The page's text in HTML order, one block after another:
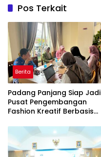
Pos Terkait
Berita
Padang Panjang Siap Jadi
Pusat Pengembangan
Fashion Kreatif Berbasis